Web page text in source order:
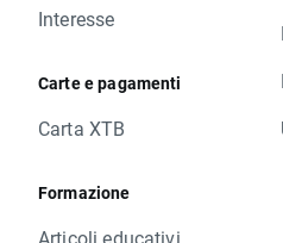
Interesse
Carte e pagamenti
Carta XTB
Formazione
Articoli educativi